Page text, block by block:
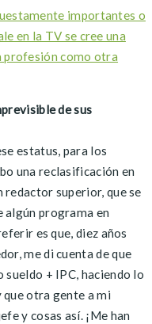
importantes o
en la TV se cree una
profesión como otra
de sus
estatus, para los
una reclasificación en
superior, que se
algún programa en
es que, diez años
me di cuenta de que
sueldo + IPC, haciendo lo
que otra gente a mi
y cosas así. ¡Me han